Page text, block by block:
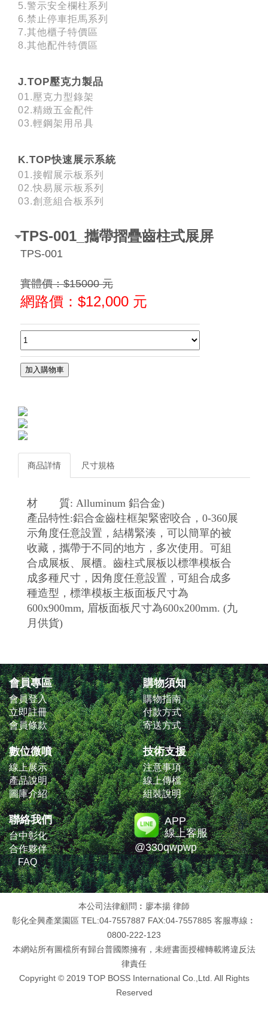
5.警示安全欄柱系列
6.禁止停車拒馬系列
7.其他櫃子特價區
8.其他配件特價區
J.TOP壓克力製品
01.壓克力型錄架
02.精緻五金配件
03.輕鋼架用吊具
K.TOP快速展示系統
01.接帽展示板系列
02.快易展示板系列
03.創意組合板系列
TPS-001_攜帶摺疊齒柱式展屏
TPS-001
實體價：$15000 元
網路價：$12,000 元
商品詳情 尺寸規格
材 質: Alluminum 鋁合金)
產品特性:鋁合金齒柱框架緊密咬合，0-360展
示角度任意設置，結構緊湊，可以簡單的被
收藏，攜帶于不同的地方，多次使用。可組
合成展板、展櫃。齒柱式展板以標準模板合
成多種尺寸，因角度任意設置，可組合成多
種造型，標準模板主板面板尺寸為
600x900mm, 眉板面板尺寸為600x200mm. (九
月供貨)
會員專區
會員登入
立即註冊
會員條款
購物須知
購物指南
付款方式
寄送方式
數位微噴
線上展示
產品說明
圖庫介紹
技術支援
注意事項
線上傳檔
組裝說明
聯絡我們
台中彰化
合作夥伴
FAQ
APP
線上客服
@330qwpwp
本公司法律顧問︰廖本揚 律師
彰化全興產業園區 TEL:04-7557887 FAX:04-7557885 客服專線︰
0800-222-123
本網站所有圖檔所有歸台普國際擁有，未經書面授權轉載將違反法
律責任
Copyright © 2019 TOP BOSS International Co.,Ltd. All Rights
Reserved